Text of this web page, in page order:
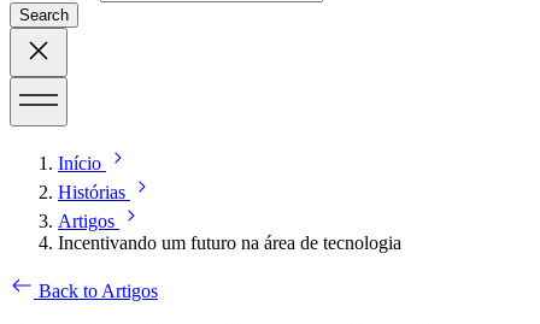
Search
Início
Histórias
Artigos
Incentivando um futuro na área de tecnologia
Back to Artigos